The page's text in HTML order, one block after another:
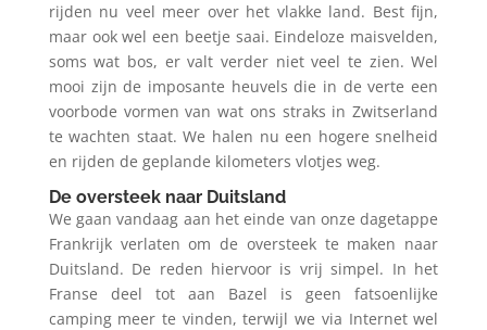
rijden nu veel meer over het vlakke land. Best fijn,
maar ook wel een beetje saai. Eindeloze maisvelden,
soms wat bos, er valt verder niet veel te zien. Wel
mooi zijn de imposante heuvels die in de verte een
voorbode vormen van wat ons straks in Zwitserland
te wachten staat. We halen nu een hogere snelheid
en rijden de geplande kilometers vlotjes weg.
De oversteek naar Duitsland
We gaan vandaag aan het einde van onze dagetappe
Frankrijk verlaten om de oversteek te maken naar
Duitsland. De reden hiervoor is vrij simpel. In het
Franse deel tot aan Bazel is geen fatsoenlijke
camping meer te vinden, terwijl we via Internet wel